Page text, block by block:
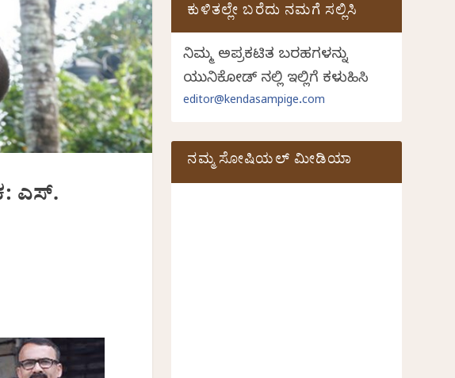
ಎಸ್.
ಕುಳಿತಲ್ಲೇ ಬರೆದು ನಮಗೆ ಸಲ್ಲಿಸಿ
ನಿಮ್ಮ ಅಪ್ರಕಟಿತ ಬರಹಗಳನ್ನು
ಯುನಿಕೋಡ್ ನಲ್ಲಿ ಇಲ್ಲಿಗೆ ಕಳುಹಿಸಿ
editor@kendasampige.com
ನಮ್ಮ ಸೋಷಿಯಲ್‌ ಮೀಡಿಯಾ